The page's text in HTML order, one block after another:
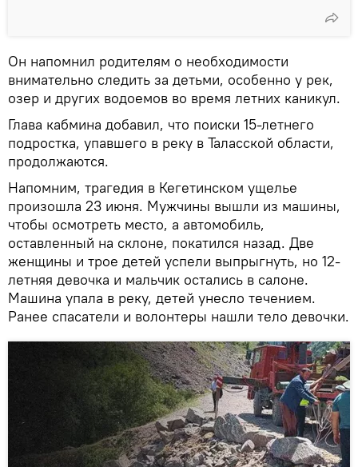
Он напомнил родителям о необходимости
внимательно следить за детьми, особенно у рек,
озер и других водоемов во время летних каникул.
Глава кабмина добавил, что поиски 15-летнего
подростка, упавшего в реку в Таласской области,
продолжаются.
Напомним, трагедия в Кегетинском ущелье
произошла 23 июня. Мужчины вышли из машины,
чтобы осмотреть место, а автомобиль,
оставленный на склоне, покатился назад. Две
женщины и трое детей успели выпрыгнуть, но 12-
летняя девочка и мальчик остались в салоне.
Машина упала в реку, детей унесло течением.
Ранее спасатели и волонтеры нашли тело девочки.